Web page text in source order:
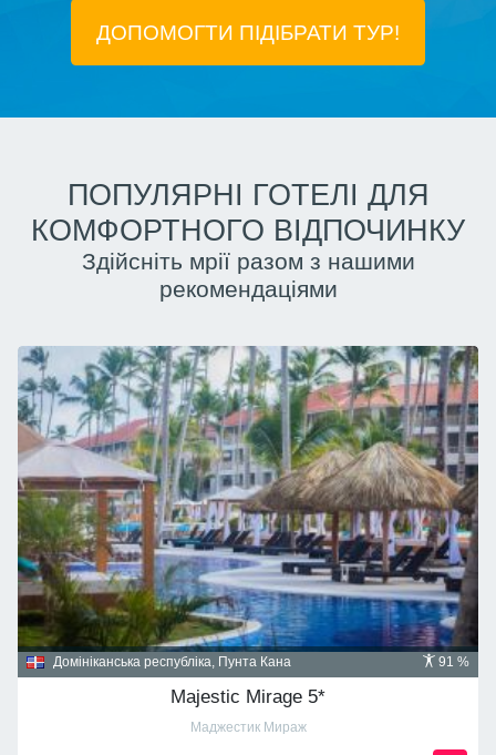
ДОПОМОГТИ ПІДIБРАТИ ТУР!
ПОПУЛЯРНІ ГОТЕЛІ ДЛЯ
КОМФОРТНОГО ВІДПОЧИНКУ
Здійсніть мрії разом з нашими
рекомендаціями
91 %
Домініканська республіка, Пунта Кана
Majestic Mirage 5*
Маджестик Мираж